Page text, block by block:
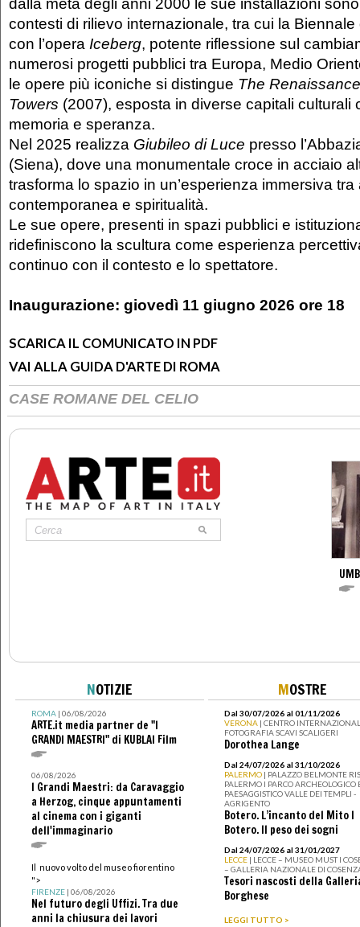
contesti di rilievo internazionale, tra cui la
con l’opera Iceberg, potente riflessione sul
numerosi progetti pubblici tra Europa, Medio
le opere più iconiche si distingue The
Towers (2007), esposta in diverse capitali culturali
memoria e speranza.
Nel 2025 realizza Giubileo di Luce presso
(Siena), dove una monumentale croce in acciaio
trasforma lo spazio in un’esperienza immersiva tra
contemporanea e spiritualità.
Le sue opere, presenti in spazi pubblici e
ridefiniscono la scultura come esperienza
continuo con il contesto e lo spettatore.
Inaugurazione: giovedì 11 giugno 2026 ore 18
SCARICA IL COMUNICATO IN PDF
VAI ALLA GUIDA D'ARTE DI ROMA
CASE ROMANE DEL CELIO
NOTIZIE
ROMA| 06/08/2026
ARTE.it media partner de "I
GRANDI MAESTRI" di KUBLAI Film
06/08/2026
I Grandi Maestri: da Caravaggio
a Herzog, cinque appuntamenti
al cinema con i giganti
dell'immaginario
Il nuovo volto del museo fiorentino
">
FIRENZE| 06/08/2026
Nel futuro degli Uffizi. Tra due
anni la chiusura dei lavori
MOSTRE
Dal 30/07/2026 al 01/11/2026
VERONA | CENTRO
FOTOGRAFIA SCAVI SCALIGERI
Dorothea Lange
Dal 24/07/2026 al 31/10/2026
PALERMO | PALAZZO BELMONTE
PALERMO I PARCO ARCHEOLOGICO
PAESAGGISTICO VALLE DEI TEMPLI -
AGRIGENTO
Botero. L’incanto del Mito I
Botero. Il peso dei sogni
Dal 24/07/2026 al 31/01/2027
LECCE | LECCE – MUSEO MUST I
– GALLERIA NAZIONALE DI
Tesori nascosti della
Borghese
LEGGI TUTTO >